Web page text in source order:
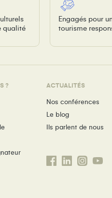
qualité
Engagés pour
tourisme
? ACTUALITÉS
Nos conférences
Le blog
Ils parlent de nous